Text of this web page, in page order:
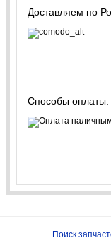
Доставляем по
Способы оплаты:
Поиск